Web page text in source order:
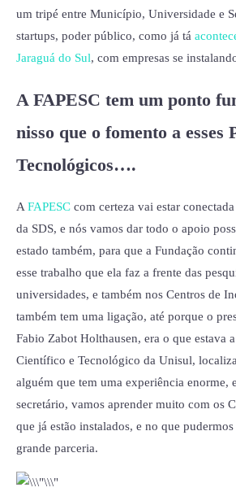
um tripé entre Município, Universidade e
startups, poder público, como já tá
Jaraguá do Sul, com empresas se
A FAPESC tem um ponto
nisso que o fomento a esses
Tecnológicos….
AFAPESC com certeza vai estar
da SDS, e nós vamos dar todo o apoio
estado também, para que a Fundação
esse trabalho que ela faz a frente das
universidades, e também nos Centros de
também tem uma ligação, até porque o
Fabio Zabot Holthausen, era o que estava
Científico e Tecnológico da Unisul,
alguém que tem uma experiência enorme,
secretário, vamos aprender muito com os
que já estão instalados, e no que
grande parceria.